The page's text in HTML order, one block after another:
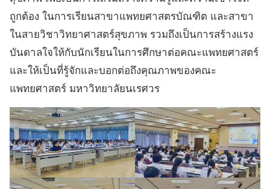
ถูกต้อง ในการเรียนสาขาแพทยศาสตรบัณฑิต และสาขา
ในสายวิชาวิทยาศาสตร์สุขภาพ รวมถึงเป็นการสร้างแรง
บันดาลใจให้กับนักเรียนในการศึกษาต่อคณะแพทยศาสตร์
และให้เป็นที่รู้จักและบอกต่อถึงคุณภาพของคณะ
แพทยศาสตร์ มหาวิทยาลัยนเรศวร